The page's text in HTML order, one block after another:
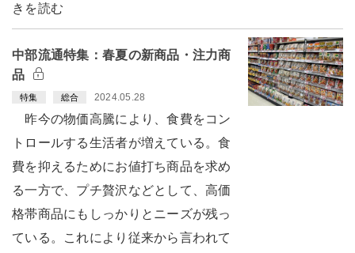
きを読む
中部流通特集：春夏の新商品・注力商
品
特集 総合 2024.05.28
昨今の物価高騰により、食費をコン
トロールする生活者が増えている。食
費を抑えるためにお値打ち商品を求め
る一方で、プチ贅沢などとして、高価
格帯商品にもしっかりとニーズが残っ
ている。これにより従来から言われて